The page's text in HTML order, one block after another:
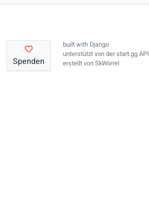
Spenden
built with Django
unterstützt von derstart.gg API
erstellt vonSkWiirrel